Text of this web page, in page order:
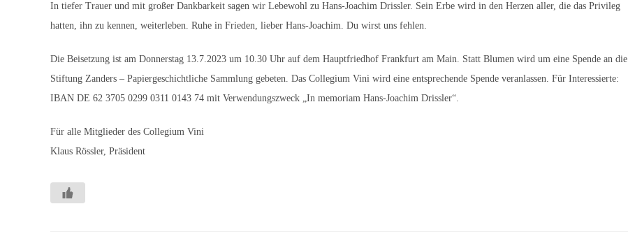
In tiefer Trauer und mit großer Dankbarkeit sagen wir Lebewohl zu Hans-Joachim Drissler. Sein Erbe wird in den Herzen aller, die das Privileg
hatten, ihn zu kennen, weiterleben. Ruhe in Frieden, lieber Hans-Joachim. Du wirst uns fehlen.
Die Beisetzung ist am Donnerstag 13.7.2023 um 10.30 Uhr auf dem Hauptfriedhof Frankfurt am Main. Statt Blumen wird um eine Spende an die
Stiftung Zanders – Papiergeschichtliche Sammlung gebeten. Das Collegium Vini wird eine entsprechende Spende veranlassen. Für Interessierte:
IBAN DE 62 3705 0299 0311 0143 74 mit Verwendungszweck „In memoriam Hans-Joachim Drissler“.
Für alle Mitglieder des Collegium Vini
Klaus Rössler, Präsident